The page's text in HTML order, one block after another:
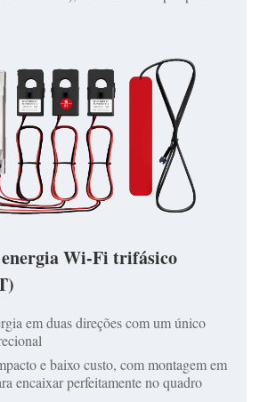
Wi-Fi trifásico
em duas direções com um único
e baixo custo, com montagem em
encaixar perfeitamente no quadro